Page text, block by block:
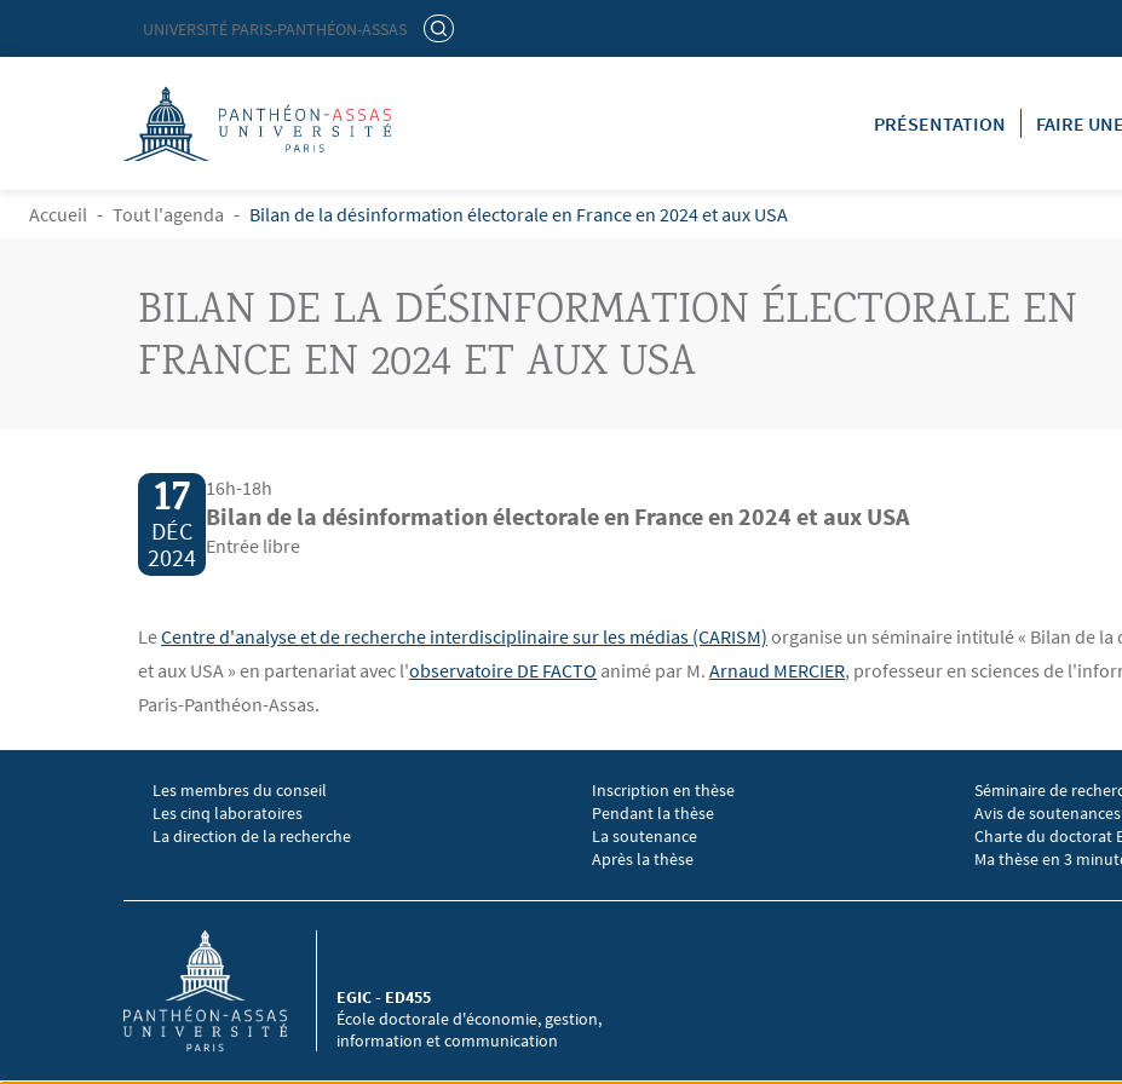
Aller au contenu principal
Menu liste site Custom EN
UNIVERSITÉ PARIS-PANTHÉON-ASSAS RECHERCHER
Logo
PRÉSENTATION
FAIRE
FIL D'ARIANE
Accueil Tout l'agenda Bilan de la désinformation électorale en France en 2024 et aux USA
BILAN DE LA DÉSINFORMATION ÉLECTORALE EN
FRANCE EN 2024 ET AUX USA
17
DÉC
2024
16h-18h
Bilan de la désinformation électorale en France en 2024 et aux USA
Entrée libre
Texte
LeCentre d'analyse et de recherche interdisciplinaire sur les médias (CARISM) organise un séminaire intitulé « Bilan de
et aux USA » en partenariat avec l'observatoire DE FACTO animé par M. Arnaud MERCIER, professeur en sciences de
Paris-Panthéon-Assas.
Menu footer EGIC 1
Les membres du conseil
Les cinq laboratoires
La direction de la recherche
Menu footer EGIC 2
Inscription en thèse
Pendant la thèse
La soutenance
Après la thèse
Menu footer EGIC
Séminaire de
Avis de soutenances
Charte du doctorat
Ma thèse en 3
École doctorale d'économie, gestion,
information et communication
EGIC - ED455